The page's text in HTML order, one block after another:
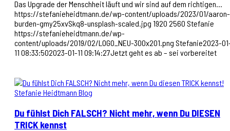
Das Upgrade der Menschheit läuft und wir sind auf dem richtigen…
https://stefanieheidtmann.de/wp-content/uploads/2023/01/aaron-
burden-gmy25xvSkq8-unsplash-scaled.jpg 1920 2560 Stefanie
https://stefanieheidtmann.de/wp-
content/uploads/2019/02/LOGO_NEU-300x201.png Stefanie2023-
11 08:33:502023-01-11 09:14:27Jetzt geht es ab – sei vorbereitet
Du fühlst Dich FALSCH? Nicht mehr, wenn Du DIESEN
TRICK kennst